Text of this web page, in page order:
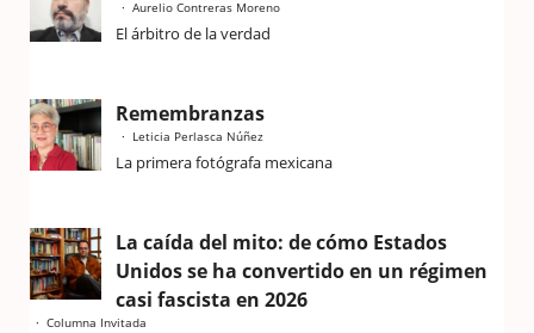
Aurelio Contreras Moreno
El árbitro de la verdad
Remembranzas
Leticia Perlasca Núñez
La primera fotógrafa mexicana
La caída del mito: de cómo Estados
Unidos se ha convertido en un régimen
casi fascista en 2026
Columna Invitada